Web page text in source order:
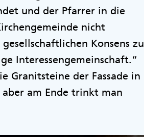
und der Pfarrer in die
nicht
Konsens zu
Interessengemeinschaft.“
Granitsteine der Fassade in
am Ende trinkt man